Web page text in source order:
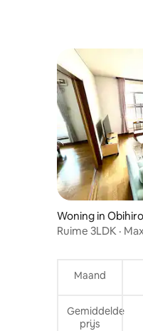
Woning in Obihiro
Ruime 3LDK ·
minuten met de
Maand
Gemiddelde
prijs